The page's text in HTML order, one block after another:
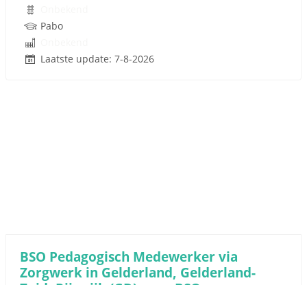
Pabo
Laatste update: 7-8-2026
BSO Pedagogisch Medewerker via
Zorgwerk in Gelderland, Gelderland-